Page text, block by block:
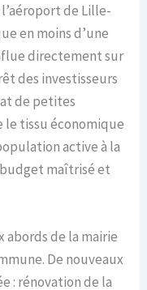
de Lille-
en moins d’une
directement sur
des investisseurs
de petites
le tissu économique
active à la
maîtrisé et
abords de la mairie
De nouveaux
: rénovation de la